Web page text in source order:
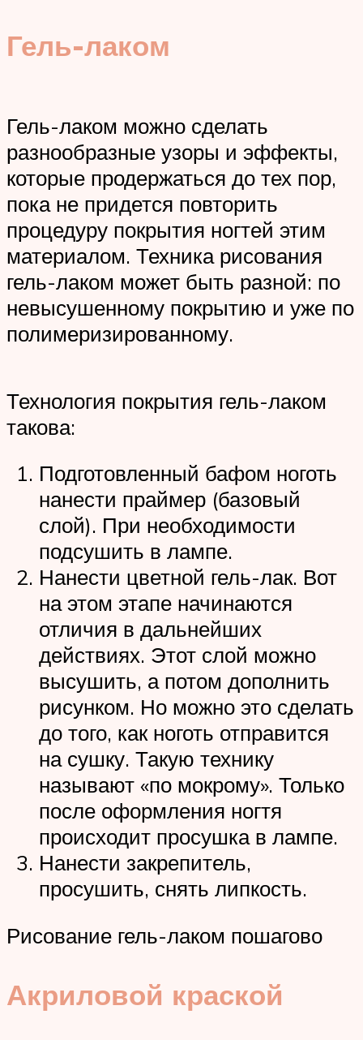
Гель-лаком
Гель-лаком можно сделать
разнообразные узоры и эффекты,
которые продержаться до тех пор,
пока не придется повторить
процедуру покрытия ногтей этим
материалом. Техника рисования
гель-лаком может быть разной: по
невысушенному покрытию и уже по
полимеризированному.
Технология покрытия гель-лаком
такова:
Подготовленный бафом ноготь
нанести праймер (базовый
слой). При необходимости
подсушить в лампе.
Нанести цветной гель-лак. Вот
на этом этапе начинаются
отличия в дальнейших
действиях. Этот слой можно
высушить, а потом дополнить
рисунком. Но можно это сделать
до того, как ноготь отправится
на сушку. Такую технику
называют «по мокрому». Только
после оформления ногтя
происходит просушка в лампе.
Нанести закрепитель,
просушить, снять липкость.
Рисование гель-лаком пошагово
Акриловой краской